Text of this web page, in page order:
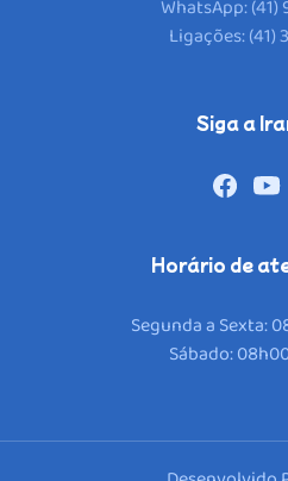
WhatsApp: (41)
Ligações: (41)
Siga a
Horário de
Segunda a Sexta:
Sábado: